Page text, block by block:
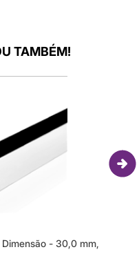
TAMBÉM!
- 30,0 mm,